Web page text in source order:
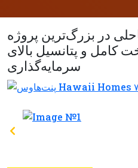
در بزرگ‌ترین پروژه
کامل و پتانسیل بالای
سرمایه‌گذاری